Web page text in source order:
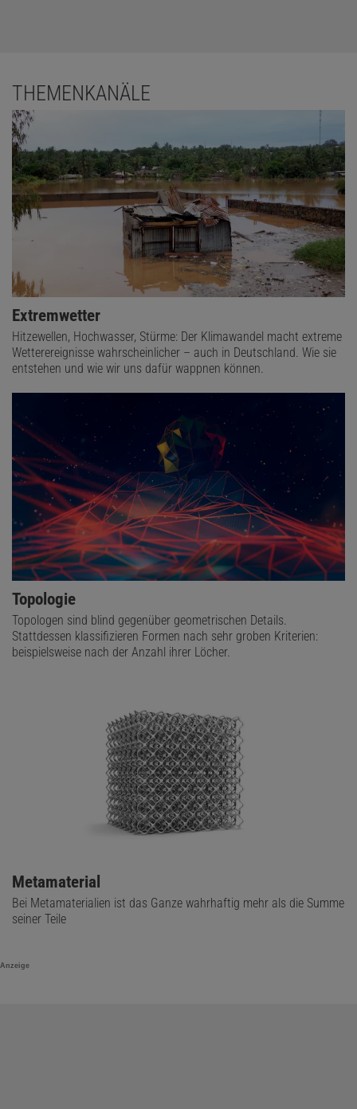
THEMENKANÄLE
Extremwetter
Hitzewellen, Hochwasser, Stürme: Der Klimawandel macht extreme
Wetterereignisse wahrscheinlicher – auch in Deutschland. Wie sie
entstehen und wie wir uns dafür wappnen können.
Topologie
Topologen sind blind gegenüber geometrischen Details.
Stattdessen klassifizieren Formen nach sehr groben Kriterien:
beispielsweise nach der Anzahl ihrer Löcher.
Metamaterial
Bei Metamaterialien ist das Ganze wahrhaftig mehr als die Summe
seiner Teile
Anzeige